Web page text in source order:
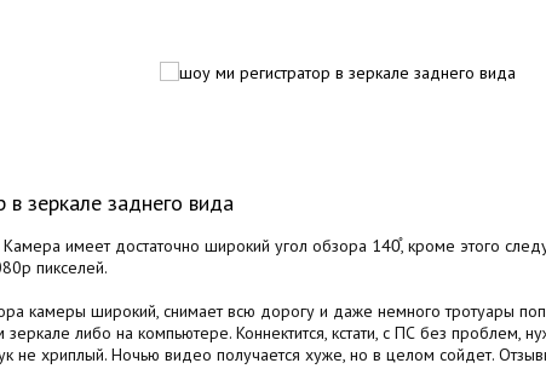
зеркале заднего вида
имеет достаточно широкий угол обзора 140̊, кроме этого
пикселей.
камеры широкий, снимает всю дорогу и даже немного тротуары
либо на компьютере. Коннектится, кстати, с ПС без проблем,
не хриплый. Ночью видео получается хуже, но в целом сойдет.